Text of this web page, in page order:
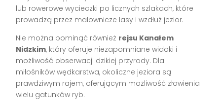
lub rowerowe wycieczki po licznych szlakach, które
prowadzą przez malownicze lasy i wzdłuż jezior.
Nie można pominąć również rejsu Kanałem
Nidzkim, który oferuje niezapomniane widoki i
możliwość obserwacji dzikiej przyrody. Dla
miłośników wędkarstwa, okoliczne jeziora są
prawdziwym rajem, oferującym możliwość złowienia
wielu gatunków ryb.